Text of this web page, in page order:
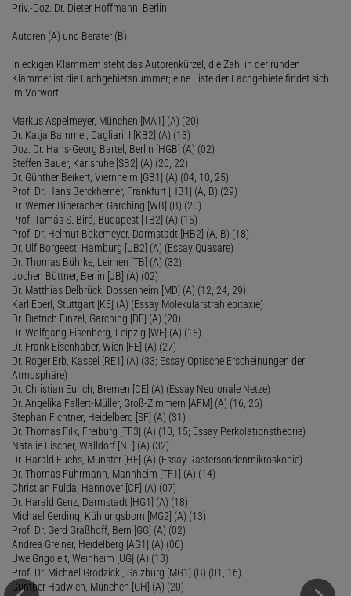
Priv.-Doz. Dr. Dieter Hoffmann, Berlin
Autoren (A) und Berater (B):
In eckigen Klammern steht das Autorenkürzel, die Zahl in der runden
Klammer ist die Fachgebietsnummer; eine Liste der Fachgebiete findet sich
im Vorwort.
Markus Aspelmeyer, München [MA1] (A) (20)
Dr. Katja Bammel, Cagliari, I [KB2] (A) (13)
Doz. Dr. Hans-Georg Bartel, Berlin [HGB] (A) (02)
Steffen Bauer, Karlsruhe [SB2] (A) (20, 22)
Dr. Günther Beikert, Viernheim [GB1] (A) (04, 10, 25)
Prof. Dr. Hans Berckhemer, Frankfurt [HB1] (A, B) (29)
Dr. Werner Biberacher, Garching [WB] (B) (20)
Prof. Tamás S. Biró, Budapest [TB2] (A) (15)
Prof. Dr. Helmut Bokemeyer, Darmstadt [HB2] (A, B) (18)
Dr. Ulf Borgeest, Hamburg [UB2] (A) (Essay Quasare)
Dr. Thomas Bührke, Leimen [TB] (A) (32)
Jochen Büttner, Berlin [JB] (A) (02)
Dr. Matthias Delbrück, Dossenheim [MD] (A) (12, 24, 29)
Karl Eberl, Stuttgart [KE] (A) (Essay Molekularstrahlepitaxie)
Dr. Dietrich Einzel, Garching [DE] (A) (20)
Dr. Wolfgang Eisenberg, Leipzig [WE] (A) (15)
Dr. Frank Eisenhaber, Wien [FE] (A) (27)
Dr. Roger Erb, Kassel [RE1] (A) (33; Essay Optische Erscheinungen der
Atmosphäre)
Dr. Christian Eurich, Bremen [CE] (A) (Essay Neuronale Netze)
Dr. Angelika Fallert-Müller, Groß-Zimmern [AFM] (A) (16, 26)
Stephan Fichtner, Heidelberg [SF] (A) (31)
Dr. Thomas Filk, Freiburg [TF3] (A) (10, 15; Essay Perkolationstheorie)
Natalie Fischer, Walldorf [NF] (A) (32)
Dr. Harald Fuchs, Münster [HF] (A) (Essay Rastersondenmikroskopie)
Dr. Thomas Fuhrmann, Mannheim [TF1] (A) (14)
Christian Fulda, Hannover [CF] (A) (07)
Dr. Harald Genz, Darmstadt [HG1] (A) (18)
Michael Gerding, Kühlungsborn [MG2] (A) (13)
Prof. Dr. Gerd Graßhoff, Bern [GG] (A) (02)
Andrea Greiner, Heidelberg [AG1] (A) (06)
Uwe Grigoleit, Weinheim [UG] (A) (13)
Prof. Dr. Michael Grodzicki, Salzburg [MG1] (B) (01, 16)
Gunther Hadwich, München [GH] (A) (20)